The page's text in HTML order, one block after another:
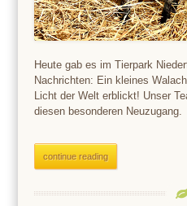
Heute gab es im Tierpark
Nachrichten: Ein kleines
Licht der Welt erblickt! Unser
diesen besonderen Neuzugang.
continue reading